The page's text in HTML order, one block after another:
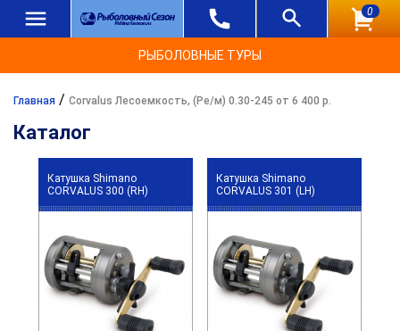
0
РЫБОЛОВНЫЕ ТУРЫ
Главная / Corvalus Лесоемкость, (Ре/м) 0.30-245 от 6 400 р.
Каталог
Катушка Shimano
CORVALUS 300 (RH)
Катушка Shimano
CORVALUS 301 (LH)